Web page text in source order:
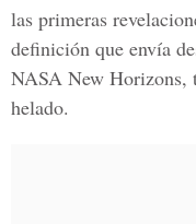
las primeras
definición que envía
NASA New Horizons,
helado.